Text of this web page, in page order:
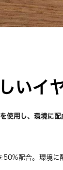
いイ
使用し、環境に配
50%配合。環境